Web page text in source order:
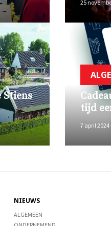
25
Stiens
tijd
7 april 2024
NIEUWS
ALGEMEEN